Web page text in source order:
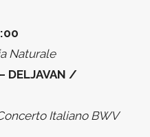
Naturale
DELJAVAN /
Italiano BWV